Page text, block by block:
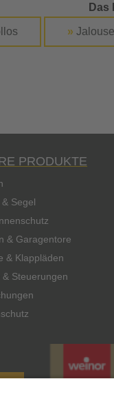
Das
»
PRODUKTE
Segel
& Garagentore
& Klappläden
& Steuerungen